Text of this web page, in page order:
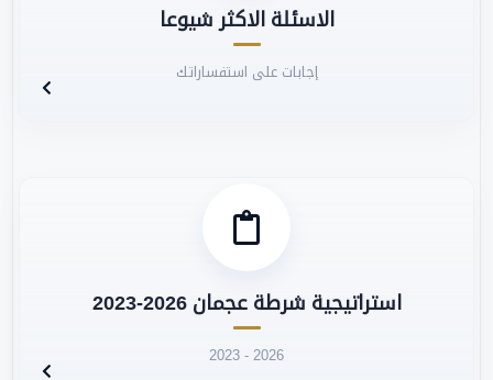
الاسئلة الاكثر شيوعا
إجابات على استفساراتك
استراتيجية شرطة عجمان 2026-2023
2023 - 2026